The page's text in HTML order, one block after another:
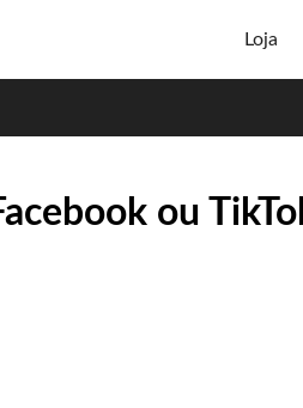
Loja
ou